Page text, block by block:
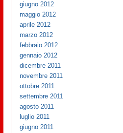
giugno 2012
maggio 2012
aprile 2012
marzo 2012
febbraio 2012
gennaio 2012
dicembre 2011
novembre 2011
ottobre 2011
settembre 2011
agosto 2011
luglio 2011
giugno 2011